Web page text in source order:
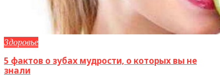
Здоровье
5 фактов о зубах мудрости, о которых вы не
знали